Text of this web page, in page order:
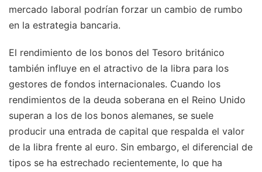
mercado laboral podrían forzar un cambio de rumbo
en la estrategia bancaria.
El rendimiento de los bonos del Tesoro británico
también influye en el atractivo de la libra para los
gestores de fondos internacionales. Cuando los
rendimientos de la deuda soberana en el Reino Unido
superan a los de los bonos alemanes, se suele
producir una entrada de capital que respalda el valor
de la libra frente al euro. Sin embargo, el diferencial de
tipos se ha estrechado recientemente, lo que ha